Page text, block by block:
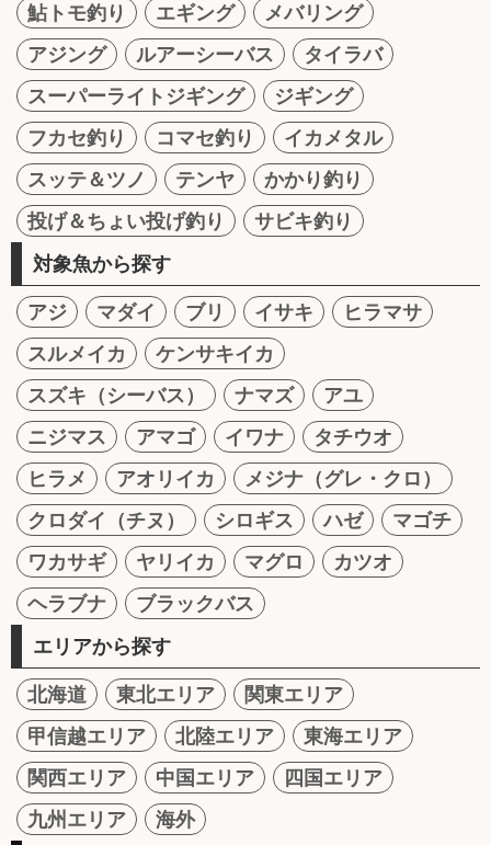
鮎トモ釣り
エギング
メバリング
アジング
ルアーシーバス
タイラバ
スーパーライトジギング
ジギング
フカセ釣り
コマセ釣り
イカメタル
スッテ＆ツノ
テンヤ
かかり釣り
投げ＆ちょい投げ釣り
サビキ釣り
対象魚から探す
アジ マダイ ブリ イサキ
ヒラマサ
スルメイカ
ケンサキイカ
スズキ（シーバス）
ナマズ
アユ
ニジマス
アマゴ イワナ
タチウオ
ヒラメ
アオリイカ
メジナ（グレ・クロ）
クロダイ（チヌ）
シロギス ハゼ
マゴチ
ワカサギ
ヤリイカ マグロ
カツオ
ヘラブナ
ブラックバス
エリアから探す
北海道 東北エリア
関東エリア
甲信越エリア
北陸エリア
東海エリア
関西エリア
中国エリア
四国エリア
九州エリア
海外